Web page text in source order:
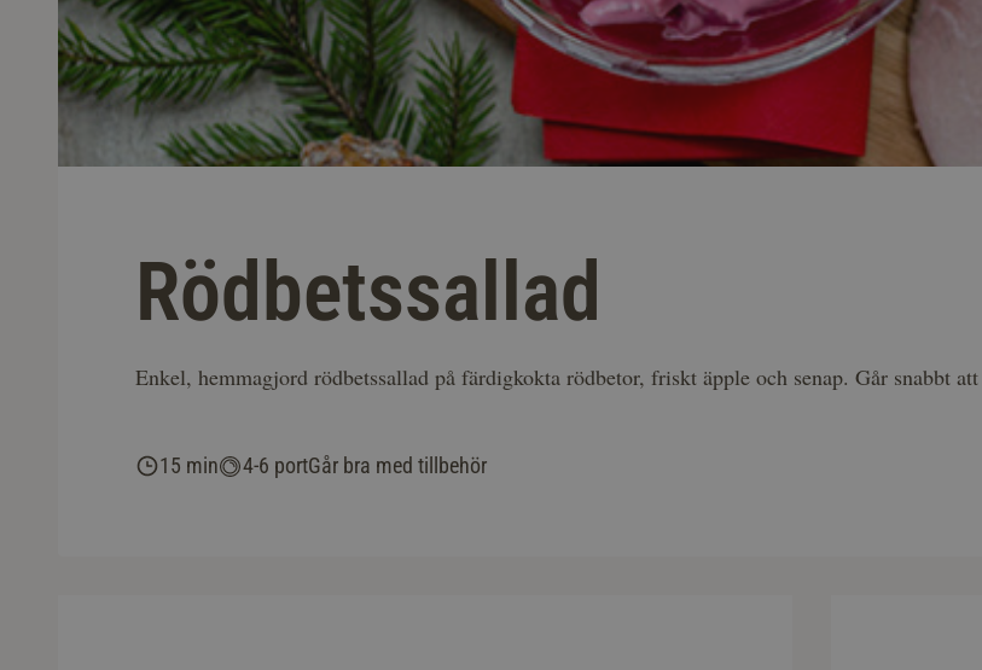
Rödbetssallad
Enkel, hemmagjord rödbetssallad på färdigkokta rödbetor, friskt äpple och senap. Går snabbt
15 min 4-6 portGår bra med tillbehör